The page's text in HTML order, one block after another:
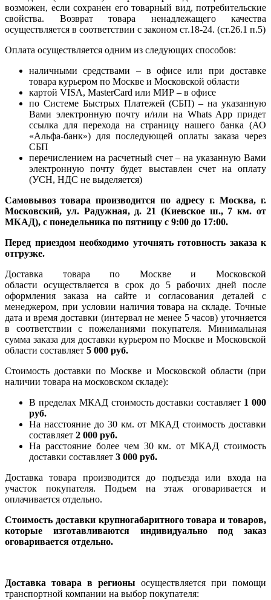
возможен, если сохранен его товарный вид, потребительские
свойства. Возврат товара ненадлежащего качества
осуществляется в соответствии с законом ст.18-24. (ст.26.1 п.5)
Оплата осуществляется одним из следующих способов:
наличными средствами – в офисе или при доставке
товара курьером по Москве и Московской области
картой VISA, MasterCard или МИР – в офисе
по Системе Быстрых Платежей (СБП) – на указанную
Вами электронную почту и/или на Whats App придет
ссылка для перехода на страницу нашего банка (АО
«Альфа-банк») для последующей оплаты заказа через
СБП
перечислением на расчетный счет – на указанную Вами
электронную почту будет выставлен счет на оплату
(УСН, НДС не выделяется)
Самовывоз товара производится по адресу г. Москва, г.
Московский, ул. Радужная, д. 21 (Киевское ш., 7 км. от
МКАД), с понедельника по пятницу с 9:00 до 17:00.
Перед приездом необходимо уточнять готовность заказа к
отгрузке.
Доставка товара по Москве и Московской
области осуществляется в срок до 5 рабочих дней после
оформления заказа на сайте и согласования деталей с
менеджером, при условии наличия товара на складе. Точные
дата и время доставки (интервал не менее 5 часов) уточняется
в соответствии с пожеланиями покупателя. Минимальная
сумма заказа для доставки курьером по Москве и Московской
области составляет 5 000 руб.
Стоимость доставки по Москве и Московской области (при
наличии товара на московском складе):
В пределах МКАД стоимость доставки составляет 1 000
руб.
На насcтояние до 30 км. от МКАД стоимость доставки
составляет 2 000 руб.
На расстояние более чем 30 км. от МКАД стоимость
доставки составляет 3 000 руб.
Доставка товара производится до подъезда или входа на
участок покупателя. Подъем на этаж оговаривается и
оплачивается отдельно.
Стоимость доставки крупногабаритного товара и товаров,
которые изготавливаются индивидуально под заказ
оговаривается отдельно.
Доставка товара в регионы осуществляется при помощи
транспортной компании на выбор покупателя: